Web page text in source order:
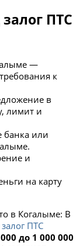
ПТС
—
к
в
лимит и
банка или
и
на карту
в Когалыме: В
ПТС
до 1 000 000